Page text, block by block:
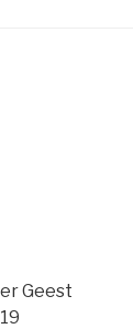
Geest